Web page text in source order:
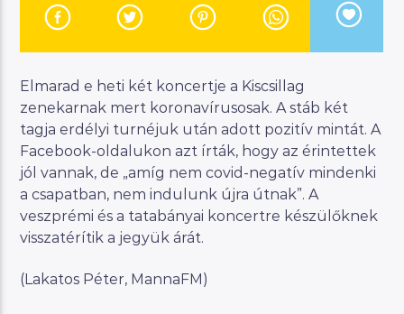
Manna FM
Elmarad e heti két koncertje a Kiscsillag
zenekarnak mert koronavírusosak. A stáb két
tagja erdélyi turnéjuk után adott pozitív mintát. A
Facebook-oldalukon azt írták, hogy az érintettek
jól vannak, de „amíg nem covid-negatív mindenki
a csapatban, nem indulunk újra útnak”. A
veszprémi és a tatabányai koncertre készülőknek
visszatérítik a jegyük árát.
(Lakatos Péter, MannaFM)